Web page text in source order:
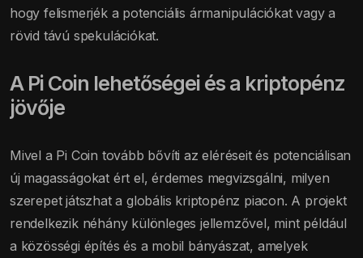
hogy felismerjék a potenciális ármanipulációkat vagy a
rövid távú spekulációkat.
A Pi Coin lehetőségei és a kriptopénz
jövője
Mivel a Pi Coin tovább bővíti az eléréseit és potenciálisan
új magasságokat ért el, érdemes megvizsgálni, milyen
szerepet játszhat a globális kriptopénz piacon. A projekt
rendelkezik néhány különleges jellemzővel, mint például
a közösségi építés és a mobil bányászat, amelyek